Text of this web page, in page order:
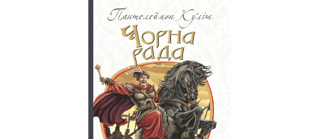
Науково-популярна література (1015)
Навчальна література та посібники (527)
Енциклопедії, довідники, словники (55)
Подарункові сертифікати (1)